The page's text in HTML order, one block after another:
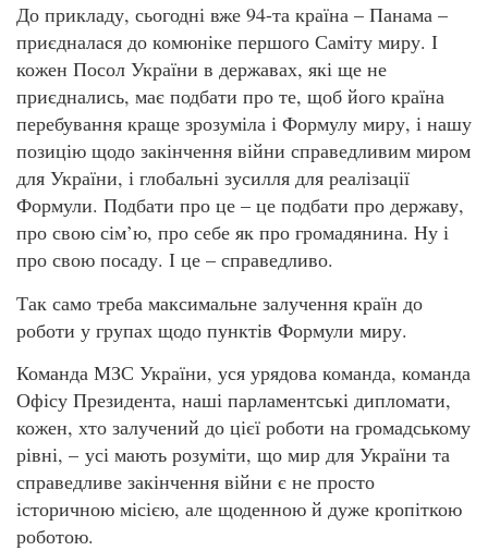
До прикладу, сьогодні вже 94-та країна – Панама –
приєдналася до комюніке першого Саміту миру. І
кожен Посол України в державах, які ще не
приєднались, має подбати про те, щоб його країна
перебування краще зрозуміла і Формулу миру, і нашу
позицію щодо закінчення війни справедливим миром
для України, і глобальні зусилля для реалізації
Формули. Подбати про це – це подбати про державу,
про свою сім’ю, про себе як про громадянина. Ну і
про свою посаду. І це – справедливо.
Так само треба максимальне залучення країн до
роботи у групах щодо пунктів Формули миру.
Команда МЗС України, уся урядова команда, команда
Офісу Президента, наші парламентські дипломати,
кожен, хто залучений до цієї роботи на громадському
рівні, – усі мають розуміти, що мир для України та
справедливе закінчення війни є не просто
історичною місією, але щоденною й дуже кропіткою
роботою.